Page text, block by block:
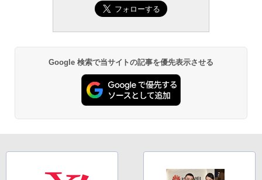
Google 検索で当サイトの記事を優先表示させる